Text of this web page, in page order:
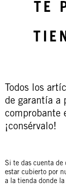
TE
Todos los
de garantía a
comprobante
¡consérvalo!
Si te das cuenta de
estar cubierto por
a la tienda donde